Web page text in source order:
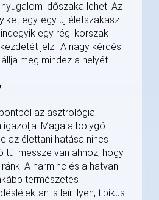
időszaka lehet. Az
egy-egy új életszakasz
egy régi korszak
jelzi. A nagy kérdés
meg mindez a helyét.
az asztrológia
igazolja. Maga a bolygó
az élettani hatása nincs
túl messze van ahhoz, hogy
A harminc és a hatvan
természetes
is leír ilyen, tipikus